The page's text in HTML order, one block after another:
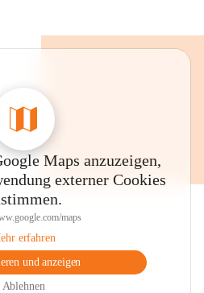
Maps anzuzeigen,
externer Cookies
maps
erfahren
und anzeigen
Ablehnen